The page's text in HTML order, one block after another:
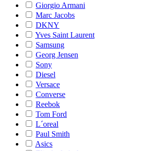
Giorgio Armani
Marc Jacobs
DKNY
Yves Saint Laurent
Samsung
Georg Jensen
Sony
Diesel
Versace
Converse
Reebok
Tom Ford
L´oreal
Paul Smith
Asics